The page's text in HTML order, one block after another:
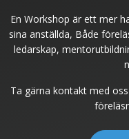
En Workshop är ett mer
sina anställda, Både
ledarskap,
Ta gärna kontakt med